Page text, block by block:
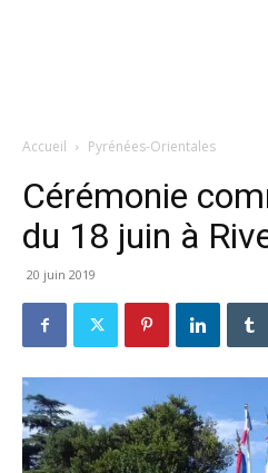
Accueil Pyrénées-Orientales
Cérémonie
du 18 juin à
20 juin 2019